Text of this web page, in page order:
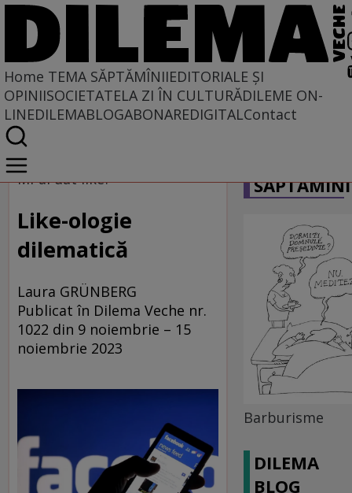
Home TEMA SĂPTĂMÎNIIEDITORIALE ȘI
OPINIISOCIETATELA ZI ÎN CULTURĂDILEME ON-
LINEDILEMABLOGABONAREDIGITALContact
Home
Tema săptămînii
Mi-ai dat like?
Like-ologie
dilematică
Laura GRÜNBERG
Publicat în Dilema Veche nr.
1022 din 9 noiembrie – 15
noiembrie 2023
Barburisme
DILEMA
BLOG